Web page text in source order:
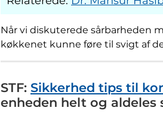
Når vi diskuterede sårbarheden
køkkenet kunne føre til svigt af
STF: Sikkerhed tips til
enheden helt og aldeles